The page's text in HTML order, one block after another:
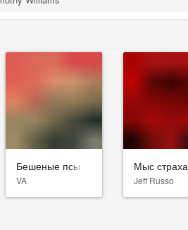
Бешеные псы
VA
Мыс страха
Jeff Russo